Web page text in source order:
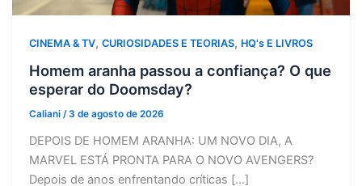
CINEMA & TV,CURIOSIDADES E TEORIAS, HQ's E LIVROS
Homem aranha passou a confiança? O que
esperar do Doomsday?
Caliani/3 de agosto de 2026
DEPOIS DE HOMEM ARANHA: UM NOVO DIA, A
MARVEL ESTÁ PRONTA PARA O NOVO AVENGERS?
Depois de anos enfrentando críticas […]